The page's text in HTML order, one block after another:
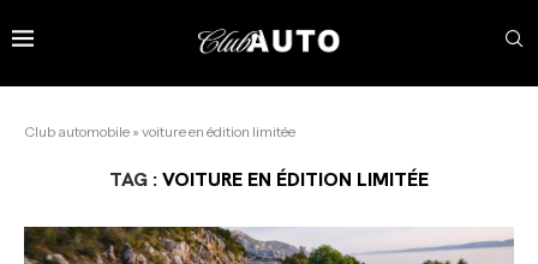
Club automobile » voiture en édition limitée
TAG :VOITURE EN ÉDITION LIMITÉE